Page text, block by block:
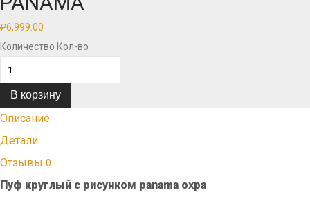
₽6,999.00
Количество Кол-во
В корзину
Описание
Детали
Отзывы 0
Пуф круглый с рисунком panama охра